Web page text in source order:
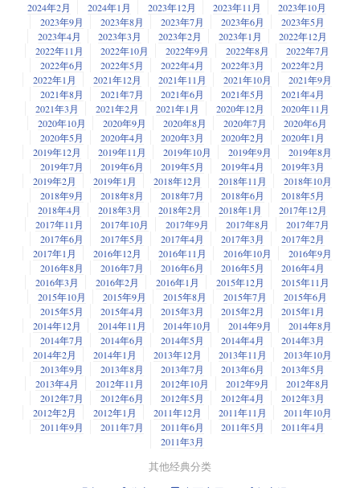
2024年2月 2024年1月 2023年12月 2023年11月
2023年10月
2023年9月
2023年8月 2023年7月 2023年6月
2023年5月
2023年4月
2023年3月 2023年2月 2023年1月
2022年12月
2022年11月
2022年10月 2022年9月 2022年8月
2022年7月
2022年6月
2022年5月 2022年4月 2022年3月
2022年2月
2022年1月
2021年12月 2021年11月 2021年10月
2021年9月
2021年8月
2021年7月 2021年6月 2021年5月
2021年4月
2021年3月
2021年2月 2021年1月 2020年12月
2020年11月
2020年10月
2020年9月 2020年8月 2020年7月
2020年6月
2020年5月
2020年4月 2020年3月 2020年2月
2020年1月
2019年12月
2019年11月 2019年10月 2019年9月
2019年8月
2019年7月
2019年6月 2019年5月 2019年4月
2019年3月
2019年2月
2019年1月 2018年12月 2018年11月
2018年10月
2018年9月
2018年8月 2018年7月 2018年6月
2018年5月
2018年4月
2018年3月 2018年2月 2018年1月
2017年12月
2017年11月
2017年10月 2017年9月 2017年8月
2017年7月
2017年6月
2017年5月 2017年4月 2017年3月
2017年2月
2017年1月
2016年12月 2016年11月 2016年10月
2016年9月
2016年8月
2016年7月 2016年6月 2016年5月
2016年4月
2016年3月
2016年2月 2016年1月 2015年12月
2015年11月
2015年10月
2015年9月 2015年8月 2015年7月
2015年6月
2015年5月
2015年4月 2015年3月 2015年2月
2015年1月
2014年12月
2014年11月 2014年10月 2014年9月
2014年8月
2014年7月
2014年6月 2014年5月 2014年4月
2014年3月
2014年2月
2014年1月 2013年12月 2013年11月
2013年10月
2013年9月
2013年8月 2013年7月 2013年6月
2013年5月
2013年4月
2012年11月 2012年10月 2012年9月
2012年8月
2012年7月
2012年6月 2012年5月 2012年4月
2012年3月
2012年2月
2012年1月 2011年12月 2011年11月
2011年10月
2011年9月
2011年7月 2011年6月 2011年5月
2011年4月
2011年3月
其他经典分类